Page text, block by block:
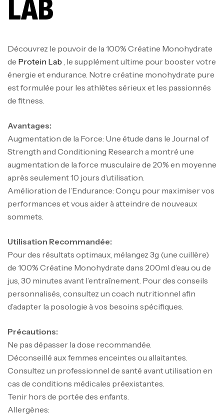
LAB
Découvrez le pouvoir de la 100% Créatine Monohydrate
de Protein Lab , le supplément ultime pour booster votre
énergie et endurance. Notre créatine monohydrate pure
est formulée pour les athlètes sérieux et les passionnés
de fitness.
Avantages:
Augmentation de la Force: Une étude dans le Journal of
Strength and Conditioning Research a montré une
augmentation de la force musculaire de 20% en moyenne
après seulement 10 jours d’utilisation.
Amélioration de l’Endurance: Conçu pour maximiser vos
performances et vous aider à atteindre de nouveaux
sommets.
Utilisation Recommandée:
Pour des résultats optimaux, mélangez 3g (une cuillère)
de 100% Créatine Monohydrate dans 200ml d’eau ou de
jus, 30 minutes avant l’entraînement. Pour des conseils
personnalisés, consultez un coach nutritionnel afin
d’adapter la posologie à vos besoins spécifiques.
Précautions:
Ne pas dépasser la dose recommandée.
Déconseillé aux femmes enceintes ou allaitantes.
Consultez un professionnel de santé avant utilisation en
cas de conditions médicales préexistantes.
Tenir hors de portée des enfants.
Allergènes:
Mega Creatine CREAPURE – 306 Gr –
Biotech USA
CREATINE
د.ت126